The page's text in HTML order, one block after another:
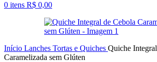
0 itens R$ 0,00
Início Lanches Tortas e Quiches Quiche
Caramelizada sem Glúten